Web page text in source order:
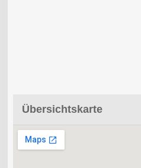
Übersichtskarte